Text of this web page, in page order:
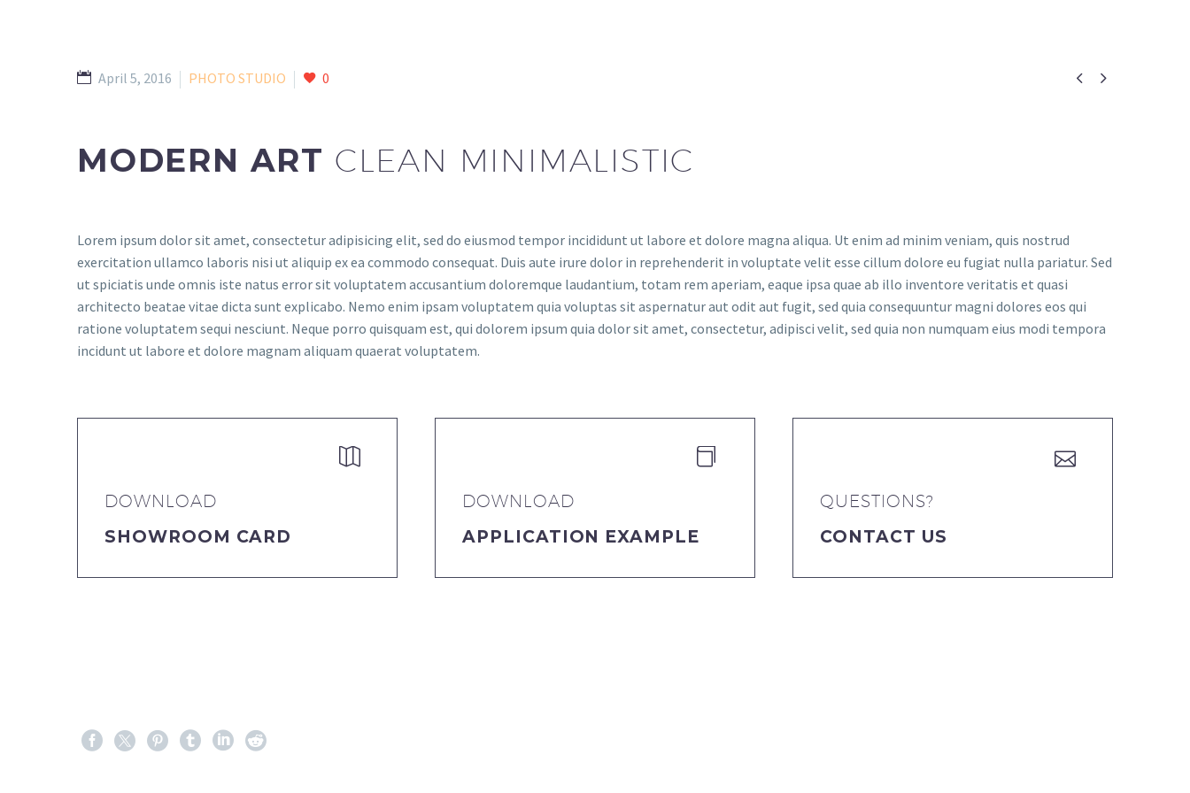
 
April 5, 2016 PHOTO STUDIO 0
MODERN ART CLEAN MINIMALISTIC
Lorem ipsum dolor sit amet, consectetur adipisicing elit, sed do eiusmod tempor incididunt ut labore et dolore magna aliqua. Ut enim ad minim veniam, quis nostrud
exercitation ullamco laboris nisi ut aliquip ex ea commodo consequat. Duis aute irure dolor in reprehenderit in voluptate velit esse cillum dolore eu fugiat nulla pariatur. Sed
ut spiciatis unde omnis iste natus error sit voluptatem accusantium doloremque laudantium, totam rem aperiam, eaque ipsa quae ab illo inventore veritatis et quasi
architecto beatae vitae dicta sunt explicabo. Nemo enim ipsam voluptatem quia voluptas sit aspernatur aut odit aut fugit, sed quia consequuntur magni dolores eos qui
ratione voluptatem sequi nesciunt. Neque porro quisquam est, qui dolorem ipsum quia dolor sit amet, consectetur, adipisci velit, sed quia non numquam eius modi tempora
incidunt ut labore et dolore magnam aliquam quaerat voluptatem.


DOWNLOAD
SHOWROOM CARD


DOWNLOAD
APPLICATION EXAMPLE


QUESTIONS?
CONTACT US